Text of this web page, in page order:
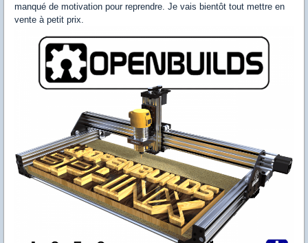
manqué de motivation pour reprendre. Je vais bientôt tout mettre en
vente à petit prix.